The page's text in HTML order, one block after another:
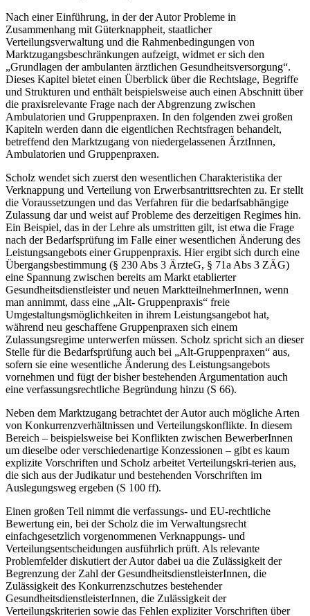
Nach einer Einführung, in der der Autor Probleme in
Zusammenhang mit Güterknappheit, staatlicher
Verteilungsverwaltung und die Rahmenbedingungen von
Marktzugangsbeschränkungen aufzeigt, widmet er sich den
„Grundlagen der ambulanten ärztlichen Gesundheitsversorgung“.
Dieses Kapitel bietet einen Überblick über die Rechtslage, Begriffe
und Strukturen und enthält beispielsweise auch einen Abschnitt über
die praxisrelevante Frage nach der Abgrenzung zwischen
Ambulatorien und Gruppenpraxen. In den folgenden zwei großen
Kapiteln werden dann die eigentlichen Rechtsfragen behandelt,
betreffend den Marktzugang von niedergelassenen ÄrztInnen,
Ambulatorien und Gruppenpraxen.
Scholz wendet sich zuerst den wesentlichen Charakteristika der
Verknappung und Verteilung von Erwerbsantrittsrechten zu. Er stellt
die Voraussetzungen und das Verfahren für die bedarfsabhängige
Zulassung dar und weist auf Probleme des derzeitigen Regimes hin.
Ein Beispiel, das in der Lehre als umstritten gilt, ist etwa die Frage
nach der Bedarfsprüfung im Falle einer wesentlichen Änderung des
Leistungsangebots einer Gruppenpraxis. Hier ergibt sich durch eine
Übergangsbestimmung (§ 230 Abs 3 ÄrzteG, § 71a Abs 3 ZÄG)
eine Spannung zwischen bereits am Markt etablierter
Gesundheitsdienstleister und neuen MarktteilnehmerInnen, wenn
man annimmt, dass eine „Alt- Gruppenpraxis“ freie
Umgestaltungsmöglichkeiten in ihrem Leistungsangebot hat,
während neu geschaffene Gruppenpraxen sich einem
Zulassungsregime unterwerfen müssen. Scholz spricht sich an dieser
Stelle für die Bedarfsprüfung auch bei „Alt-Gruppenpraxen“ aus,
sofern sie eine wesentliche Änderung des Leistungsangebots
vornehmen und fügt der bisher bestehenden Argumentation auch
eine verfassungsrechtliche Begründung hinzu (S 66).
Neben dem Marktzugang betrachtet der Autor auch mögliche Arten
von Konkurrenzverhältnissen und Verteilungskonflikte. In diesem
Bereich – beispielsweise bei Konflikten zwischen BewerberInnen
um dieselbe oder verschiedenartige Konzessionen – gibt es kaum
explizite Vorschriften und Scholz arbeitet Verteilungskri-terien aus,
die sich aus der Judikatur und bestehenden Vorschriften im
Auslegungsweg ergeben (S 100 ff).
Einen großen Teil nimmt die verfassungs- und EU-rechtliche
Bewertung ein, bei der Scholz die im Verwaltungsrecht
einfachgesetzlich vorgenommenen Verknappungs- und
Verteilungsentscheidungen ausführlich prüft. Als relevante
Problemfelder diskutiert der Autor dabei ua die Zulässigkeit der
Begrenzung der Zahl der GesundheitsdienstleisterInnen, die
Zulässigkeit des Konkurrenzschutzes bestehender
GesundheitsdienstleisterInnen, die Zulässigkeit der
Verteilungskriterien sowie das Fehlen expliziter Vorschriften über